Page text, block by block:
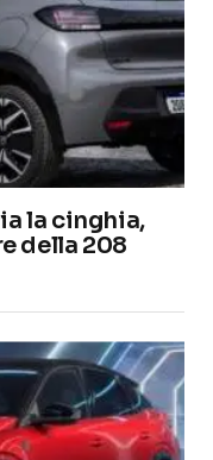
la cinghia,
della 208